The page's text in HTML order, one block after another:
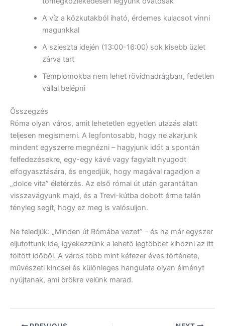
A víz a közkutakból iható, érdemes kulacsot vinni
magunkkal
A szieszta idején (13:00-16:00) sok kisebb üzlet
zárva tart
Templomokba nem lehet rövidnadrágban, fedetlen
vállal belépni
Összegzés
Róma olyan város, amit lehetetlen egyetlen utazás alatt
teljesen megismerni. A legfontosabb, hogy ne akarjunk
mindent egyszerre megnézni – hagyjunk időt a spontán
felfedezésekre, egy-egy kávé vagy fagylalt nyugodt
elfogyasztására, és engedjük, hogy magával ragadjon a
„dolce vita” életérzés. Az első római út után garantáltan
visszavágyunk majd, és a Trevi-kútba dobott érme talán
tényleg segít, hogy ez meg is valósuljon.
Ne feledjük: „Minden út Rómába vezet” – és ha már egyszer
eljutottunk ide, igyekezzünk a lehető legtöbbet kihozni az itt
töltött időből. A város több mint kétezer éves története,
művészeti kincsei és különleges hangulata olyan élményt
nyújtanak, ami örökre velünk marad.